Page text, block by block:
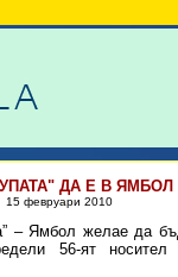
ДА Е В ЯМБОЛ
15 февруари 2010
– Ямбол желае да
56-ят носител